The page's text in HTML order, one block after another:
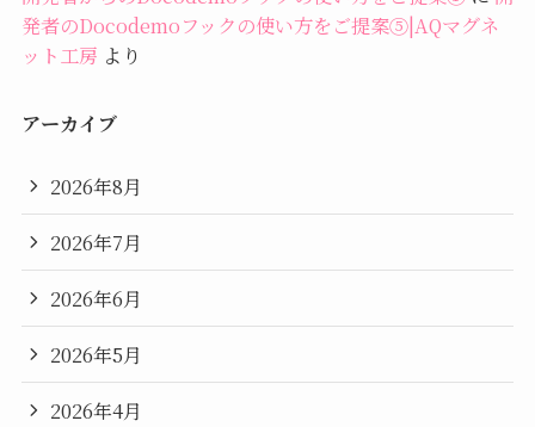
発者のDocodemoフックの使い方をご提案⑤|AQマグネ
ット工房 より
アーカイブ
2026年8月
2026年7月
2026年6月
2026年5月
2026年4月